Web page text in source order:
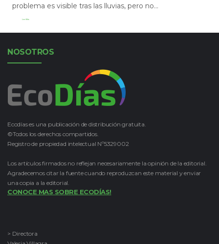
problema es visible tras las lluvias, pero no...
Leer Más
NOSOTROS
Ecodías es una publicación de distribución gratuita.
©Todos los derechos compartidos.
Registro de propiedad intelectual Nº5329002
Los artículos firmados no reflejan necesariamente la opinión de la editorial.
Agradecemos citar la fuente cuando reproduzcan este material y enviar
una copia a la editorial.
CONOCE MAS SOBRE ECODÍAS!
> Directora